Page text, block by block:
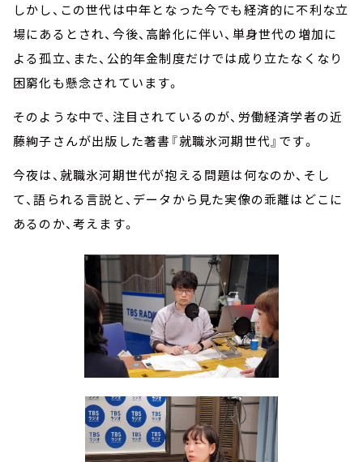
しかし、この世代は中年となった今でも経済的に不利な立
場にあるとされ、今後、高齢化に伴い、単身世代の増加に
よる孤立、また、公的年金制度だけでは成り立たなくなり
困窮化も懸念されています。
そのような中で、注目されているのが、労働経済学者の近
藤絢子さんが出版した著書『就職氷河期世代』です。
今夜は、就職氷河期世代が抱える問題は何なのか、そし
て、語られる言説と、データから見た実像の乖離はどこに
あるのか、考えます。